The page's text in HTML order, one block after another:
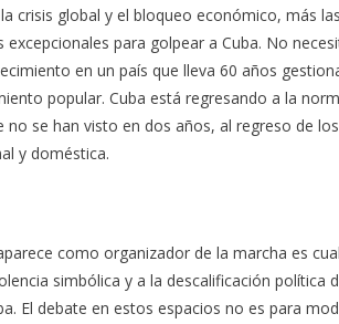
crisis global y el bloqueo económico, más
para golpear a Cuba. No
en un país que lleva 60 años
popular. Cuba está regresando a la
se han visto en dos años, al regreso de
y doméstica.
como organizador de la marcha es
simbólica y a la descalificación política
El debate en estos espacios no es para